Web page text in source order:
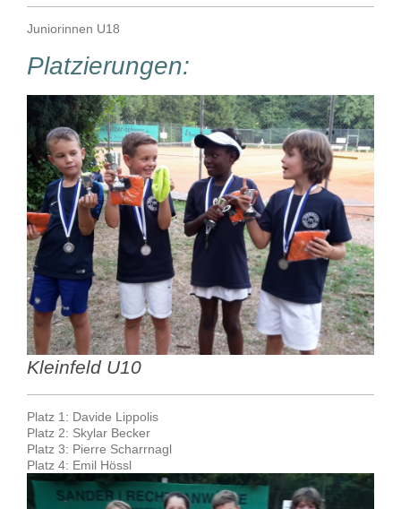
Juniorinnen U18
Platzierungen:
Kleinfeld U10
Platz 1: Davide Lippolis
Platz 2: Skylar Becker
Platz 3: Pierre Scharrnagl
Platz 4: Emil Hössl